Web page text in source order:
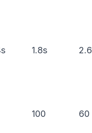
1.8s
100 60